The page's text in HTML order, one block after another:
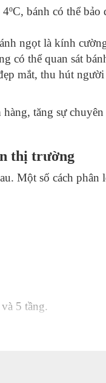
bánh có thể bảo
ngọt là kính
có thể quan sát
mắt, thu hút người
tăng sự chuyên
thị trường
Một số cách phân
5 tầng.
tủ trưng bày kín